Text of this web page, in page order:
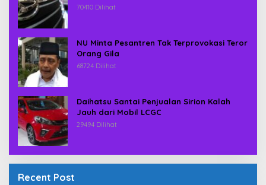
70410 Dilihat
NU Minta Pesantren Tak Terprovokasi Teror
Orang Gila
68724 Dilihat
Daihatsu Santai Penjualan Sirion Kalah
Jauh dari Mobil LCGC
29494 Dilihat
Recent Post